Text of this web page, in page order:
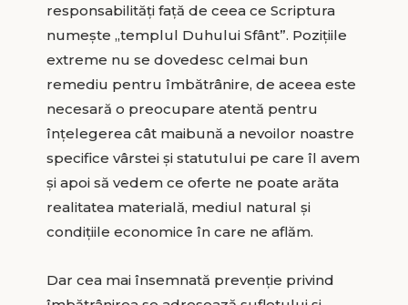
responsabilități față de ceea ce Scriptura
numește „templul Duhului Sfânt”. Pozițiile
extreme nu se dovedesc celmai bun
remediu pentru îmbătrânire, de aceea este
necesară o preocupare atentă pentru
înțelegerea cât maibună a nevoilor noastre
specifice vârstei și statutului pe care îl avem
și apoi să vedem ce oferte ne poate arăta
realitatea materială, mediul natural și
condițiile economice în care ne aflăm.
Dar cea mai însemnată prevenție privind